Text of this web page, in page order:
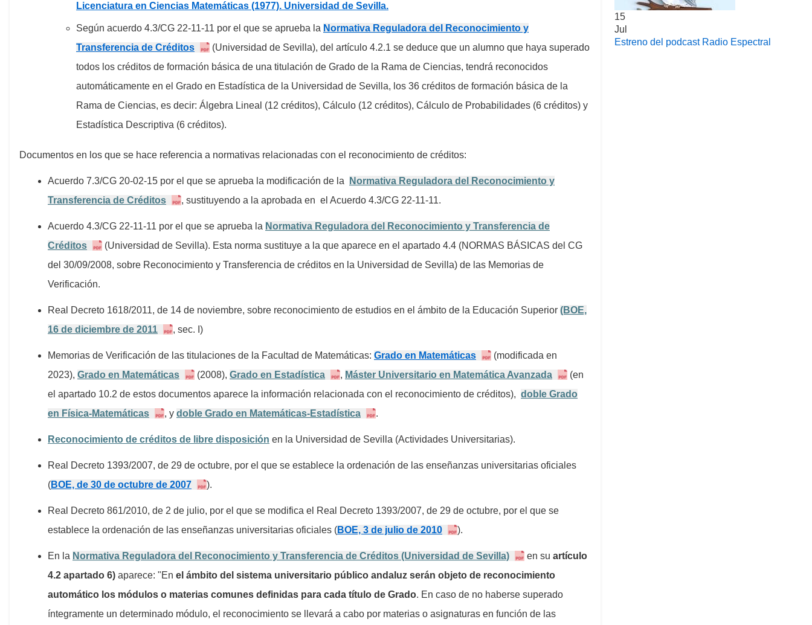
Licenciatura en Ciencias Matemáticas (1977). Universidad de Sevilla.
Según acuerdo 4.3/CG 22-11-11 por el que se aprueba la Normativa Reguladora del Reconocimiento y
Transferencia de Créditos
(Universidad de Sevilla), del artículo 4.2.1 se deduce que un alumno que haya superado
todos los créditos de formación básica de una titulación de Grado de la Rama de Ciencias, tendrá reconocidos
automáticamente en el Grado en Estadística de la Universidad de Sevilla, los 36 créditos de formación básica de la
Rama de Ciencias, es decir: Álgebra Lineal (12 créditos), Cálculo (12 créditos), Cálculo de Probabilidades (6 créditos) y
Estadística Descriptiva (6 créditos).
Documentos en los que se hace referencia a normativas relacionadas con el reconocimiento de créditos:
Acuerdo 7.3/CG 20-02-15 por el que se aprueba la modificación de la
Normativa Reguladora del Reconocimiento y
Transferencia de Créditos
, sustituyendo a la aprobada en el Acuerdo 4.3/CG 22-11-11.
Acuerdo 4.3/CG 22-11-11 por el que se aprueba la Normativa Reguladora del Reconocimiento y Transferencia de
Créditos
(Universidad de Sevilla). Esta norma sustituye a la que aparece en el apartado 4.4 (NORMAS BÁSICAS del CG
del 30/09/2008, sobre Reconocimiento y Transferencia de créditos en la Universidad de Sevilla) de las Memorias de
Verificación.
Real Decreto 1618/2011, de 14 de noviembre, sobre reconocimiento de estudios en el ámbito de la Educación Superior (BOE,
16 de diciembre de 2011
, sec. I)
Memorias de Verificación de las titulaciones de la Facultad de Matemáticas: Grado en Matemáticas (modificada en
2023), Grado en Matemáticas (2008), Grado en Estadística , Máster Universitario en Matemática Avanzada
(en
el apartado 10.2 de estos documentos aparece la información relacionada con el reconocimiento de créditos), doble Grado
en Física-Matemáticas
, y doble Grado en Matemáticas-Estadística .
Reconocimiento de créditos de libre disposición en la Universidad de Sevilla (Actividades Universitarias).
Real Decreto 1393/2007, de 29 de octubre, por el que se establece la ordenación de las enseñanzas universitarias oficiales
(BOE, de 30 de octubre de 2007 ).
Real Decreto 861/2010, de 2 de julio, por el que se modifica el Real Decreto 1393/2007, de 29 de octubre, por el que se
establece la ordenación de las enseñanzas universitarias oficiales (BOE, 3 de julio de 2010 ).
En la Normativa Reguladora del Reconocimiento y Transferencia de Créditos (Universidad de Sevilla) en su artículo
4.2 apartado 6) aparece: "En el ámbito del sistema universitario público andaluz serán objeto de reconocimiento
automático los módulos o materias comunes definidas para cada título de Grado. En caso de no haberse superado
íntegramente un determinado módulo, el reconocimiento se llevará a cabo por materias o asignaturas en función de las
15
Jul
Estreno del podcast Radio Espectral